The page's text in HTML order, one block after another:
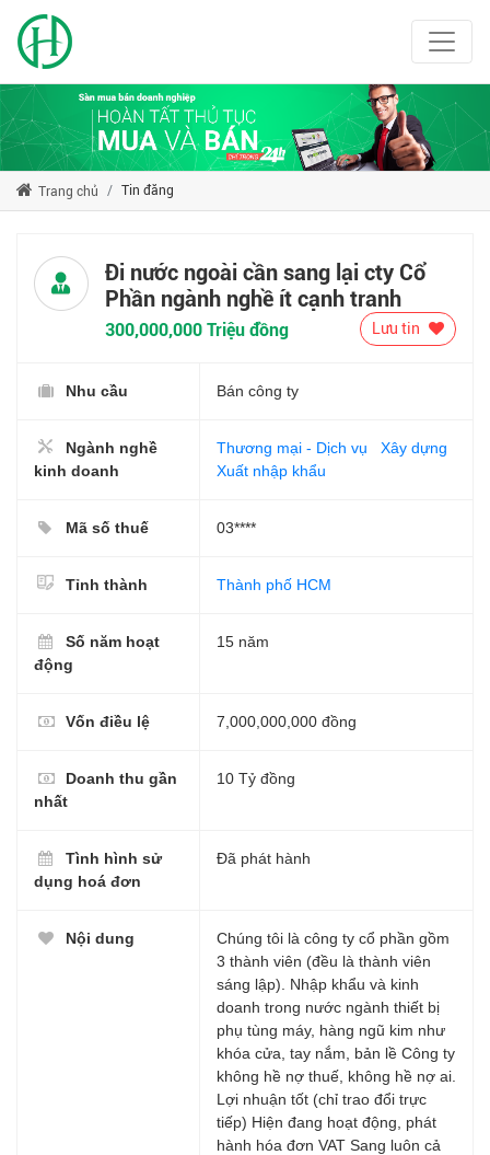
Trang chủ Tin đăng
Đi nước ngoài cần sang lại cty Cổ
Phần ngành nghề ít cạnh tranh
300,000,000 Triệu đồng Lưu tin
Nhu cầu Bán công ty
Ngành nghề
kinh doanh
Thương mại - Dịch vụ
Xây dựng
Xuất nhập khẩu
Mã số thuế 03****
Tỉnh thành Thành phố HCM
Số năm hoạt
động
15 năm
Vốn điều lệ 7,000,000,000 đồng
Doanh thu gần
nhất
10 Tỷ đồng
Tình hình sử
dụng hoá đơn
Đã phát hành
Nội dung
Chúng tôi là công ty cổ phần gồm
3 thành viên (đều là thành viên
sáng lập). Nhập khẩu và kinh
doanh trong nước ngành thiết bị
phụ tùng máy, hàng ngũ kim như
khóa cửa, tay nắm, bản lề Công ty
không hề nợ thuế, không hề nợ ai.
Lợi nhuận tốt (chỉ trao đổi trực
tiếp) Hiện đang hoạt động, phát
hành hóa đơn VAT Sang luôn cả